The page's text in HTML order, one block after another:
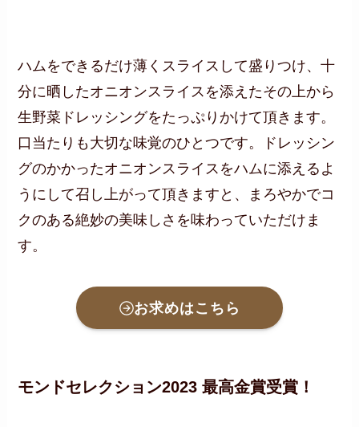
ハムをできるだけ薄くスライスして盛りつけ、十
分に晒したオニオンスライスを添えたその上から
生野菜ドレッシングをたっぷりかけて頂きます。
口当たりも大切な味覚のひとつです。ドレッシン
グのかかったオニオンスライスをハムに添えるよ
うにして召し上がって頂きますと、まろやかでコ
クのある絶妙の美味しさを味わっていただけま
す。
お求めはこちら
モンドセレクション2023 最高金賞受賞！